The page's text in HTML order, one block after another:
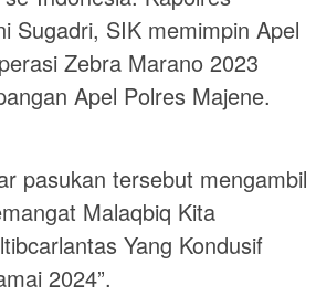
Sugadri, SIK memimpin Apel
Zebra Marano 2023
Apel Polres Majene.
pasukan tersebut mengambil
Malaqbiq Kita
Yang Kondusif
2024”.